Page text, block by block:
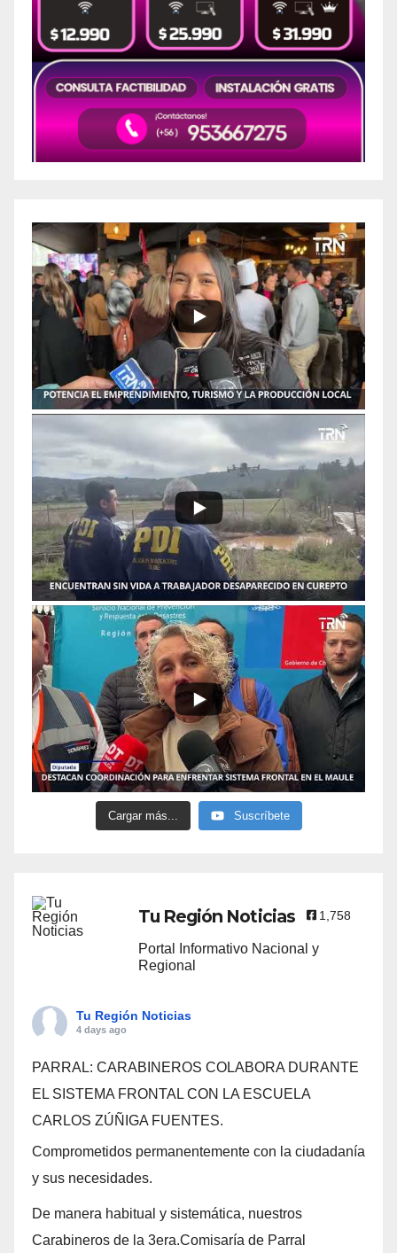
Cargar más... Suscríbete
Tu Región Noticias 1,758
Portal Informativo Nacional y
Regional
Tu Región Noticias
4 days ago
PARRAL: CARABINEROS COLABORA DURANTE
EL SISTEMA FRONTAL CON LA ESCUELA
CARLOS ZÚÑIGA FUENTES.
Comprometidos permanentemente con la ciudadanía
y sus necesidades.
De manera habitual y sistemática, nuestros
Carabineros de la 3era.Comisaría de Parral